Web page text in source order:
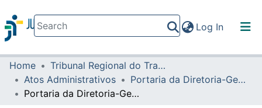
Log In(current)
Communities & Collections
All of DSpace
Home
Tribunal Regional do Trabalho da 16ª Região
Atos Administrativos
Portaria da Diretoria-Geral
Portaria da Diretoria-Geral nº 190/2011 (18077)